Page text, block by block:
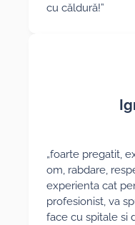
cu căldură!”
„foarte pregatit,
om, rabdare,
experienta cat
profesionist, va
face cu spitale si